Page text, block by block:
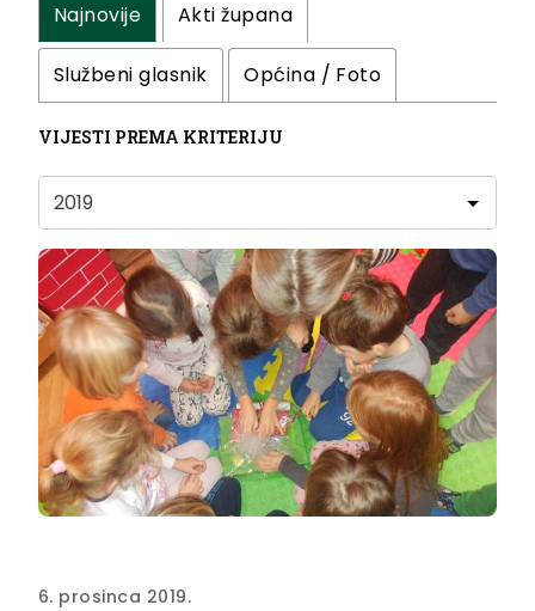
Najnovije Akti župana
Službeni glasnik Općina / Foto
VIJESTI PREMA KRITERIJU
6. prosinca 2019.